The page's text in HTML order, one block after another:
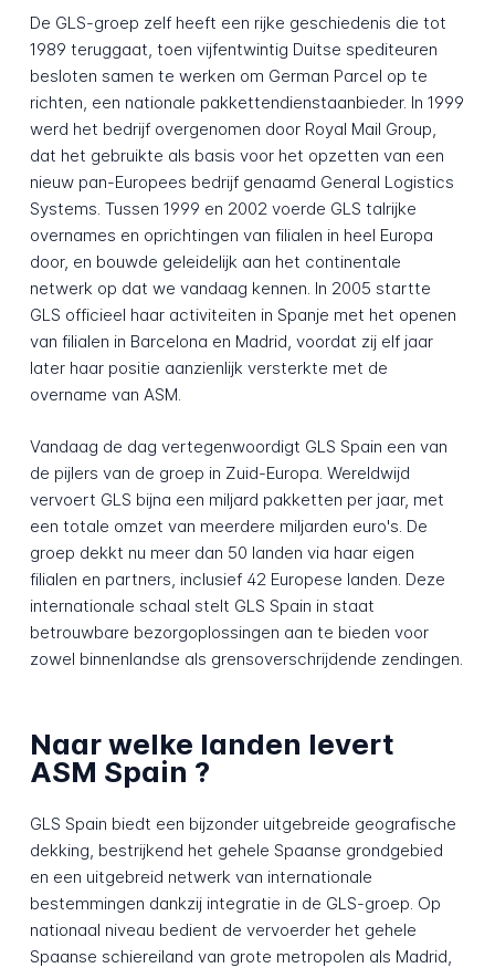
De GLS-groep zelf heeft een rijke geschiedenis die tot
1989 teruggaat, toen vijfentwintig Duitse spediteuren
besloten samen te werken om German Parcel op te
richten, een nationale pakkettendienstaanbieder. In 1999
werd het bedrijf overgenomen door Royal Mail Group,
dat het gebruikte als basis voor het opzetten van een
nieuw pan-Europees bedrijf genaamd General Logistics
Systems. Tussen 1999 en 2002 voerde GLS talrijke
overnames en oprichtingen van filialen in heel Europa
door, en bouwde geleidelijk aan het continentale
netwerk op dat we vandaag kennen. In 2005 startte
GLS officieel haar activiteiten in Spanje met het openen
van filialen in Barcelona en Madrid, voordat zij elf jaar
later haar positie aanzienlijk versterkte met de
overname van ASM.
Vandaag de dag vertegenwoordigt GLS Spain een van
de pijlers van de groep in Zuid-Europa. Wereldwijd
vervoert GLS bijna een miljard pakketten per jaar, met
een totale omzet van meerdere miljarden euro's. De
groep dekkt nu meer dan 50 landen via haar eigen
filialen en partners, inclusief 42 Europese landen. Deze
internationale schaal stelt GLS Spain in staat
betrouwbare bezorgoplossingen aan te bieden voor
zowel binnenlandse als grensoverschrijdende zendingen.
Naar welke landen levert
ASM Spain ?
GLS Spain biedt een bijzonder uitgebreide geografische
dekking, bestrijkend het gehele Spaanse grondgebied
en een uitgebreid netwerk van internationale
bestemmingen dankzij integratie in de GLS-groep. Op
nationaal niveau bedient de vervoerder het gehele
Spaanse schiereiland van grote metropolen als Madrid,